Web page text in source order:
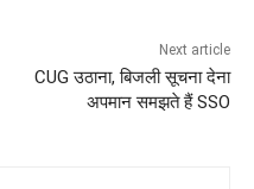
Next article
CUG उठाना, बिजली सूचना देना
अपमान समझते हैं SSO